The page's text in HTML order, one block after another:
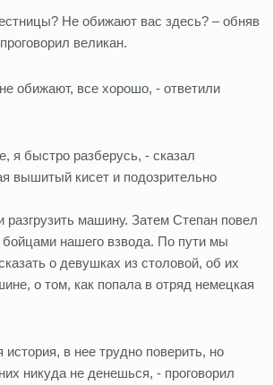
Не обижают вас здесь? – обняв
великан.
обижают, все хорошо, - ответили
я быстро разберусь, - сказал
вышитый кисет и подозрительно
машину. Затем Степан повел
бойцами нашего взвода. По пути мы
о девушках из столовой, об их
о том, как попала в отряд немецкая
в нее трудно поверить, но
никуда не денешься, - проговорил